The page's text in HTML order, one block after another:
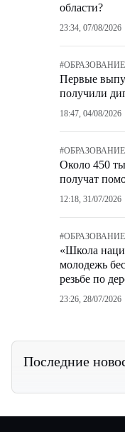
области?
23:34, 07/08/2026
#ОБРАЗОВАНИЕ
Первые
получили
18:47, 04/08/2026
#ОБРАЗОВАНИЕ
Около 450
получат
12:18, 31/07/2026
#ОБРАЗОВАНИЕ
«Школа
молодежь
резьбе по
23:26, 28/07/2026
Последние